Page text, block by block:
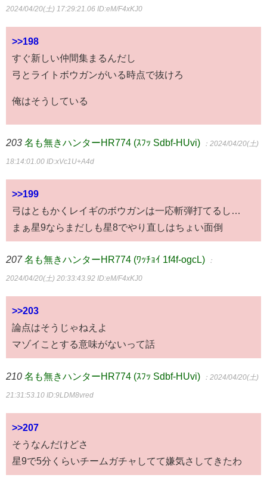
2024/04/20(土) 17:29:21.06 ID:eM/F4xKJ0
>>198
すぐ新しい仲間集まるんだし
弓とライトボウガンがいる時点で抜けろ
俺はそうしている
203 名も無きハンターHR774 (ｽﾌｯ Sdbf-HUvi) ：2024/04/20(土)
18:14:01.00 ID:xVc1U+A4d
>>199
弓はともかくレイギのボウガンは一応斬弾打てるし…
まぁ星9ならまだしも星8でやり直しはちょい面倒
207 名も無きハンターHR774 (ﾜｯﾁｮｲ 1f4f-ogcL) ：
2024/04/20(土) 20:33:43.92 ID:eM/F4xKJ0
>>203
論点はそうじゃねえよ
マゾイことする意味がないって話
210 名も無きハンターHR774 (ｽﾌｯ Sdbf-HUvi) ：2024/04/20(土)
21:31:53.10 ID:9LDM8vred
>>207
そうなんだけどさ
星9で5分くらいチームガチャしてて嫌気さしてきたわ